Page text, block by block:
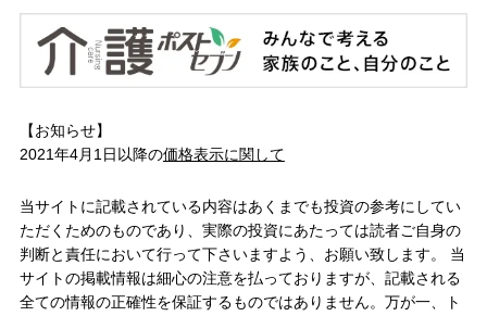
【お知らせ】
2021年4月1日以降の価格表示に関して
当サイトに記載されている内容はあくまでも投資の参考にしてい
ただくためのものであり、実際の投資にあたっては読者ご自身の
判断と責任において行って下さいますよう、お願い致します。 当
サイトの掲載情報は細心の注意を払っておりますが、記載される
全ての情報の正確性を保証するものではありません。万が一、ト